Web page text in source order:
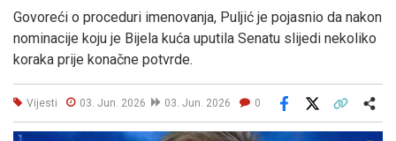
Govoreći o proceduri imenovanja, Puljić je pojasnio da nakon
nominacije koju je Bijela kuća uputila Senatu slijedi nekoliko
koraka prije konačne potvrde.
Vijesti 03. Jun. 2026 03. Jun. 2026 0
Facebook